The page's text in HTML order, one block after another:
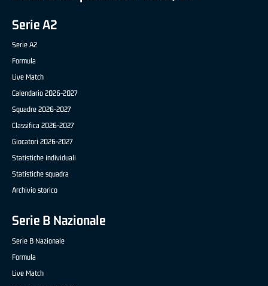
Serie A2
Serie A2
Formula
Live Match
Calendario 2026-2027
Squadre 2026-2027
Classifica 2026-2027
Giocatori 2026-2027
Statistiche individuali
Statistiche squadra
Archivio storico
Serie B Nazionale
Serie B Nazionale
Formula
Live Match